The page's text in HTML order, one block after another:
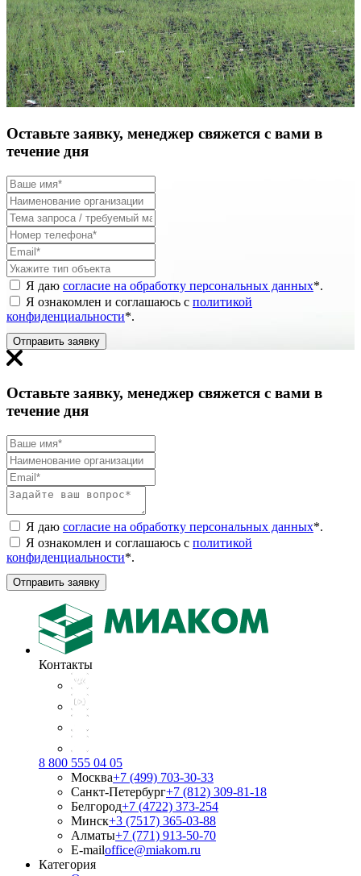
Оставьте заявку, менеджер свяжется с вами в
течение дня
Я даю согласие на обработку персональных данных*.
Я ознакомлен и соглашаюсь с политикой
конфиденциальности*.
Отправить заявку
Оставьте заявку, менеджер свяжется с вами в
течение дня
Я даю согласие на обработку персональных данных*.
Я ознакомлен и соглашаюсь с политикой
конфиденциальности*.
Отправить заявку
Контакты
8 800 555 04 05
Москва+7 (499) 703-30-33
Санкт-Петербург+7 (812) 309-81-18
Белгород+7 (4722) 373-254
Минск+3 (7517) 365-03-88
Алматы+7 (771) 913-50-70
E-mailoffice@miakom.ru
Категория